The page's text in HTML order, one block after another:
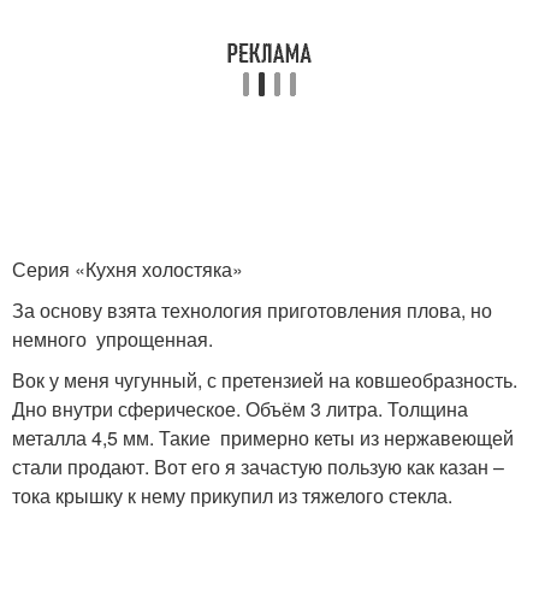
Серия «Кухня холостяка»
За основу взята технология приготовления плова, но
немного упрощенная.
Вок у меня чугунный, с претензией на ковшеобразность.
Дно внутри сферическое. Объём 3 литра. Толщина
металла 4,5 мм. Такие примерно кеты из нержавеющей
стали продают. Вот его я зачастую пользую как казан –
тока крышку к нему прикупил из тяжелого стекла.